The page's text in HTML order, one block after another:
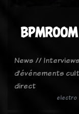
BPMROOM
News //
d’événements
direct
electro